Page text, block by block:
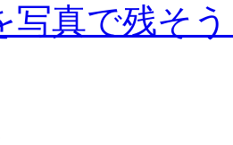
写真で残そ